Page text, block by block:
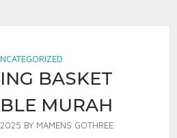
BASKET
MURAH
BY MAMENS GOTHREE